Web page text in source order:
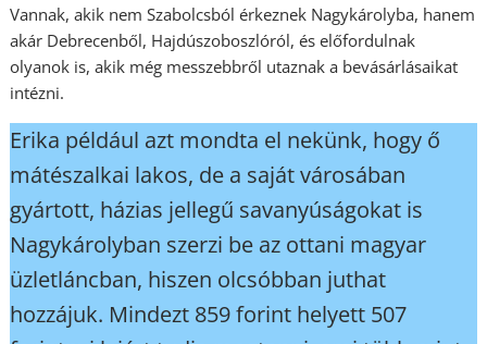
Vannak, akik nem Szabolcsból érkeznek Nagykárolyba, hanem
akár Debrecenből, Hajdúszoboszlóról, és előfordulnak
olyanok is, akik még messzebbről utaznak a bevásárlásaikat
intézni.
Erika például azt mondta el nekünk, hogy ő
mátészalkai lakos, de a saját városában
gyártott, házias jellegű savanyúságokat is
Nagykárolyban szerzi be az ottani magyar
üzletláncban, hiszen olcsóbban juthat
hozzájuk. Mindezt 859 forint helyett 507